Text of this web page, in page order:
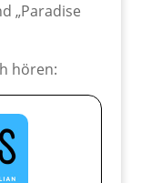
„Paradise
hören: